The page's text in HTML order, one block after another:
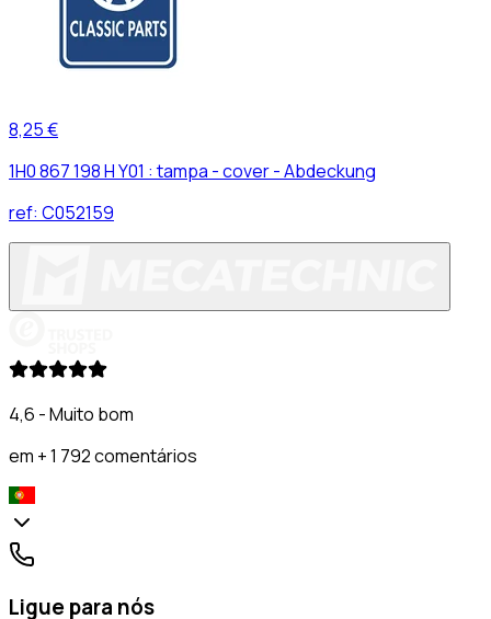
8,25 €
1H0 867 198 H Y01 : tampa - cover - Abdeckung
ref: C052159
4,6 - Muito bom
em + 1 792 comentários
Ligue para nós